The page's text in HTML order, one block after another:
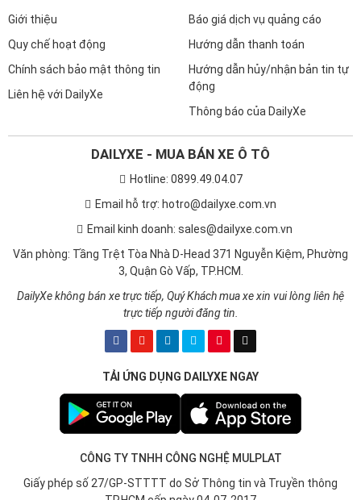
Giới thiệu
Quy chế hoạt động
Chính sách bảo mật thông tin
Liên hệ với DailyXe
Báo giá dịch vụ quảng cáo
Hướng dẫn thanh toán
Hướng dẫn hủy/nhận bản tin tự
động
Thông báo của DailyXe
DAILYXE - MUA BÁN XE Ô TÔ
Hotline: 0899.49.04.07
Email hỗ trợ: hotro@dailyxe.com.vn
Email kinh doanh: sales@dailyxe.com.vn
Văn phòng: Tầng Trệt Tòa Nhà D-Head 371 Nguyễn Kiệm, Phường
3, Quận Gò Vấp, TP.HCM.
DailyXe không bán xe trực tiếp, Quý Khách mua xe xin vui lòng liên hệ
trực tiếp người đăng tin.
TẢI ỨNG DỤNG DAILYXE NGAY
CÔNG TY TNHH CÔNG NGHỆ MULPLAT
Giấy phép số 27/GP-STTTT do Sở Thông tin và Truyền thông